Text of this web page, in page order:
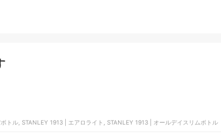
トル, STANLEY 1913 | エアロライト, STANLEY 1913 | オールデイスリムボトル